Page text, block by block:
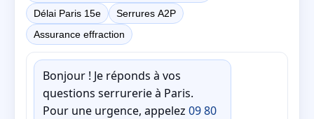
Délai Paris 15e
Serrures A2P
Assurance effraction
Bonjour ! Je réponds à vos
questions serrurerie à Paris.
Pour une urgence, appelez 09 80